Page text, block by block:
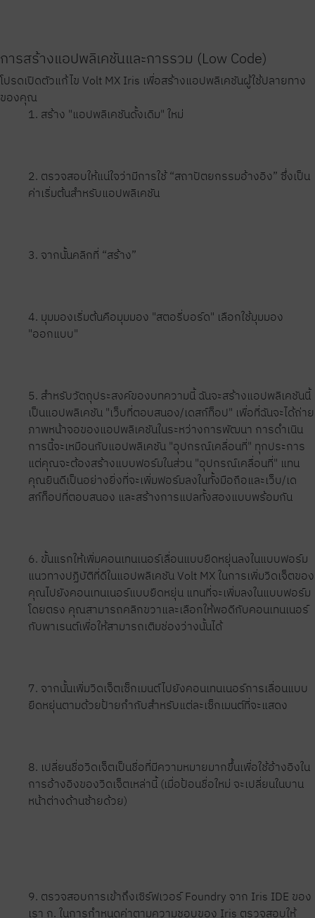
การสร้างแอปพลิเคชันและการรวม (Low Code)
โปรดเปิดตัวแก้ไข Volt MX Iris เพื่อสร้างแอปพลิเคชันผู้ใช้ปลายทาง
ของคุณ
1. สร้าง "แอปพลิเคชันดั้งเดิม" ใหม่
2. ตรวจสอบให้แน่ใจว่ามีการใช้ “สถาปัตยกรรมอ้างอิง” ซึ่งเป็น
ค่าเริ่มต้นสำหรับแอปพลิเคชัน
3. จากนั้นคลิกที่ “สร้าง”
4. มุมมองเริ่มต้นคือมุมมอง "สตอรี่บอร์ด" เลือกใช้มุมมอง
"ออกแบบ"
5. สำหรับวัตถุประสงค์ของบทความนี้ ฉันจะสร้างแอปพลิเคชันนี้
เป็นแอปพลิเคชัน "เว็บที่ตอบสนอง/เดสก์ท็อป" เพื่อที่ฉันจะได้ถ่าย
ภาพหน้าจอของแอปพลิเคชันในระหว่างการพัฒนา การดำเนิน
การนี้จะเหมือนกับแอปพลิเคชัน "อุปกรณ์เคลื่อนที่" ทุกประการ
แต่คุณจะต้องสร้างแบบฟอร์มในส่วน "อุปกรณ์เคลื่อนที่" แทน
คุณยินดีเป็นอย่างยิ่งที่จะเพิ่มฟอร์มลงในทั้งมือถือและเว็บ/เด
สก์ท็อปที่ตอบสนอง และสร้างการแปลทั้งสองแบบพร้อมกัน
6. ขั้นแรกให้เพิ่มคอนเทนเนอร์เลื่อนแบบยืดหยุ่นลงในแบบฟอร์ม
แนวทางปฏิบัติที่ดีในแอปพลิเคชัน Volt MX ในการเพิ่มวิดเจ็ตของ
คุณไปยังคอนเทนเนอร์แบบยืดหยุ่น แทนที่จะเพิ่มลงในแบบฟอร์ม
โดยตรง คุณสามารถคลิกขวาและเลือกให้พอดีกับคอนเทนเนอร์
กับพาเรนต์เพื่อให้สามารถเติมช่องว่างนั้นได้
7. จากนั้นเพิ่มวิดเจ็ตเซ็กเมนต์ไปยังคอนเทนเนอร์การเลื่อนแบบ
ยืดหยุ่นตามด้วยป้ายกำกับสำหรับแต่ละเซ็กเมนต์ที่จะแสดง
8. เปลี่ยนชื่อวิดเจ็ตเป็นชื่อที่มีความหมายมากขึ้นเพื่อใช้อ้างอิงใน
การอ้างอิงของวิดเจ็ตเหล่านี้ (เมื่อป้อนชื่อใหม่ จะเปลี่ยนในบาน
หน้าต่างด้านซ้ายด้วย)
9. ตรวจสอบการเข้าถึงเซิร์ฟเวอร์ Foundry จาก Iris IDE ของ
เรา ก. ในการกำหนดค่าตามความชอบของ Iris ตรวจสอบให้